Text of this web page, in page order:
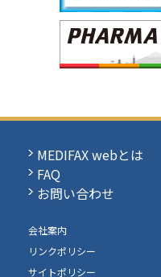
MEDIFAX webとは
FAQ
お問い合わせ
会社案内
リンクポリシー
サイトポリシー